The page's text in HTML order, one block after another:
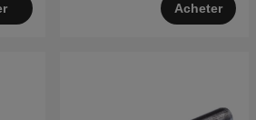
Acheter